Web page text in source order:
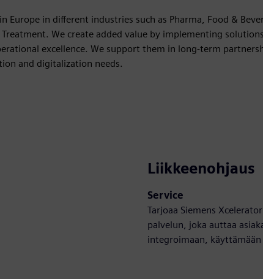
Europe in different industries such as Pharma, Food &
We create added value by implementing
excellence. We support them in long-term
and digitalization needs.
Liikkeenohjaus
Service
Tarjoaa Siemens
palvelun, joka auttaa
integroimaan,